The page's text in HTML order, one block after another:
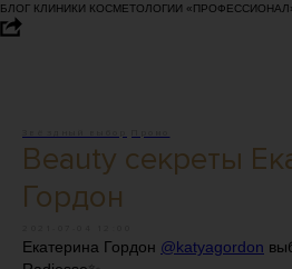
БЛОГ КЛИНИКИ КОСМЕТОЛОГИИ
Beauty секреты
Гордон
Екатерина Гордон @katyagordon